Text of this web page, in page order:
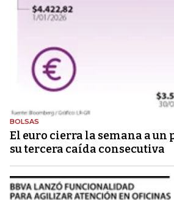
BOLSAS
El euro cierra la semana a un
su tercera caída consecutiva